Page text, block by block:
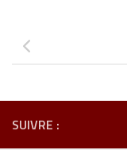
SUIVRE :